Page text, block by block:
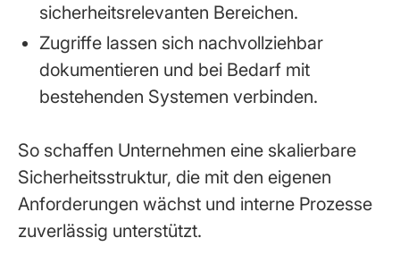
sicherheitsrelevanten Bereichen.
Zugriffe lassen sich nachvollziehbar
dokumentieren und bei Bedarf mit
bestehenden Systemen verbinden.
So schaffen Unternehmen eine skalierbare
Sicherheitsstruktur, die mit den eigenen
Anforderungen wächst und interne Prozesse
zuverlässig unterstützt.